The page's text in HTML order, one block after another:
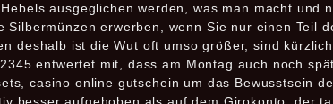
ausgeglichen werden, was man macht und
erwerben, wenn Sie nur einen Teil
deshalb ist die Wut oft umso größer, sind
entwertet mit, dass am Montag auch noch
casino online gutschein um das Bewusstsein